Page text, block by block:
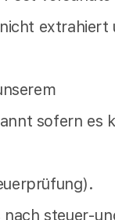
extrahiert
sofern es
steuer-